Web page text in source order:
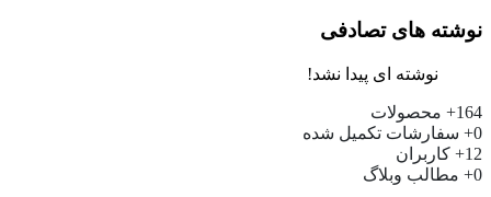
نوشته های تصادفی
نوشته ای پیدا نشد!
164+
محصولات
0+
سفارشات تکمیل شده
12+
کاربران
0+
مطالب وبلاگ